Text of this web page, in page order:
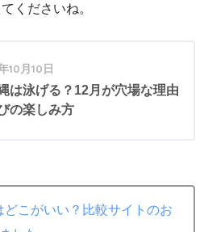
くださいね。
10月10日
は泳げる？12月が穴場な理由
の楽しみ方
こがいい？比較サイトのお